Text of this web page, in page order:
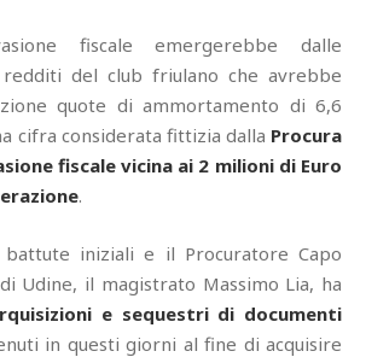
fiscale emergerebbe dalle
del club friulano che avrebbe
quote di ammortamento di 6,6
cifra considerata fittizia dalla Procura
fiscale vicina ai 2 milioni di Euro
.
battute iniziali e il Procuratore Capo
Udine, il magistrato Massimo Lia, ha
e sequestri di documenti
in questi giorni al fine di acquisire